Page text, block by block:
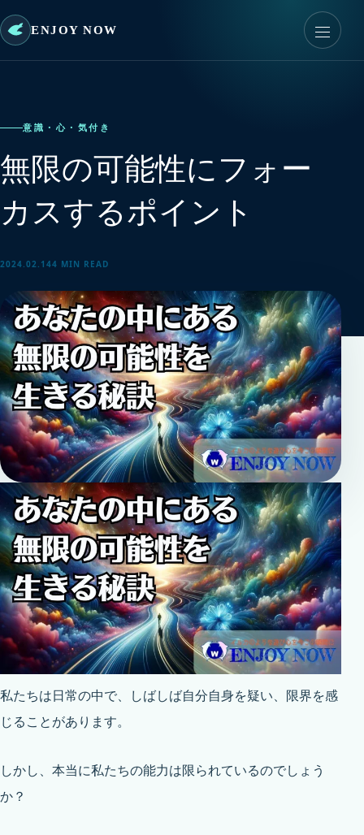
ENJOY NOW
意識・心・気付き
無限の可能性にフォー
カスするポイント
2024.02.144 MIN READ
私たちは日常の中で、しばしば自分自身を疑い、限界を感
じることがあります。
しかし、本当に私たちの能力は限られているのでしょう
か？